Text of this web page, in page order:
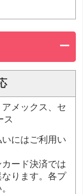
アメックス、セ
ス
にはご利用い
ード決済では
ります。各プ